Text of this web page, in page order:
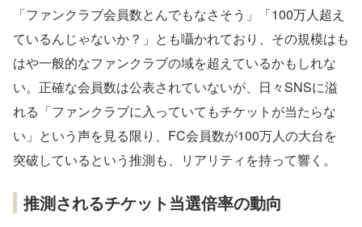
「ファンクラブ会員数とんでもなさそう」「100万人超え
ているんじゃないか？」とも囁かれており、その規模はも
はや一般的なファンクラブの域を超えているかもしれな
い。正確な会員数は公表されていないが、日々SNSに溢
れる「ファンクラブに入っていてもチケットが当たらな
い」という声を見る限り、FC会員数が100万人の大台を
突破しているという推測も、リアリティを持って響く。
推測されるチケット当選倍率の動向